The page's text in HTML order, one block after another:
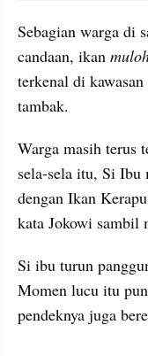
Sebagian warga di
candaan, ikan
terkenal di
tambak.
Warga masih terus
sela-sela itu, Si Ibu
dengan Ikan
kata Jokowi sambil
Si ibu turun
Momen lucu itu
pendeknya juga